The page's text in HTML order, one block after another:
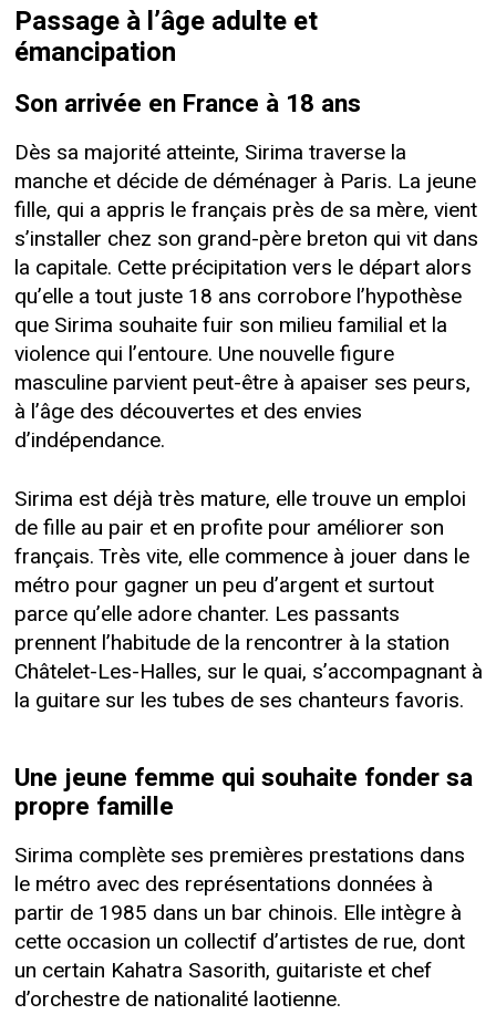
Passage à l’âge adulte et
émancipation
Son arrivée en France à 18 ans
Dès sa majorité atteinte, Sirima traverse la
manche et décide de déménager à Paris. La jeune
fille, qui a appris le français près de sa mère, vient
s’installer chez son grand-père breton qui vit dans
la capitale. Cette précipitation vers le départ alors
qu’elle a tout juste 18 ans corrobore l’hypothèse
que Sirima souhaite fuir son milieu familial et la
violence qui l’entoure. Une nouvelle figure
masculine parvient peut-être à apaiser ses peurs,
à l’âge des découvertes et des envies
d’indépendance.
Sirima est déjà très mature, elle trouve un emploi
de fille au pair et en profite pour améliorer son
français. Très vite, elle commence à jouer dans le
métro pour gagner un peu d’argent et surtout
parce qu’elle adore chanter. Les passants
prennent l’habitude de la rencontrer à la station
Châtelet-Les-Halles, sur le quai, s’accompagnant à
la guitare sur les tubes de ses chanteurs favoris.
Une jeune femme qui souhaite fonder sa
propre famille
Sirima complète ses premières prestations dans
le métro avec des représentations données à
partir de 1985 dans un bar chinois. Elle intègre à
cette occasion un collectif d’artistes de rue, dont
un certain Kahatra Sasorith, guitariste et chef
d’orchestre de nationalité laotienne.